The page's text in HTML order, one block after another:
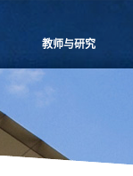
教师与研究
人事专栏